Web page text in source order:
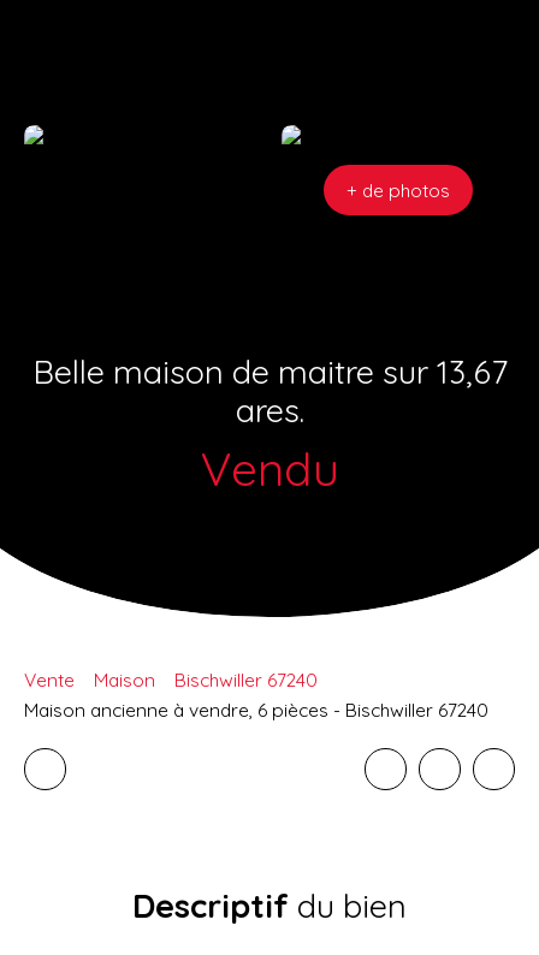
+ de photos
Belle maison de maitre sur 13,67
ares.
Vendu
Vente Maison
Bischwiller 67240
Maison ancienne à vendre, 6 pièces - Bischwiller 67240
Descriptif du bien